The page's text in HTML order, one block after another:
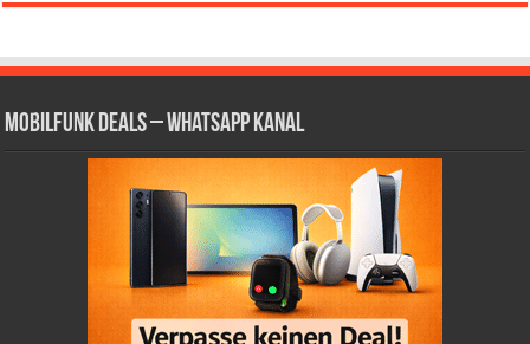
Mobilfunk Deals – WhatsApp Kanal